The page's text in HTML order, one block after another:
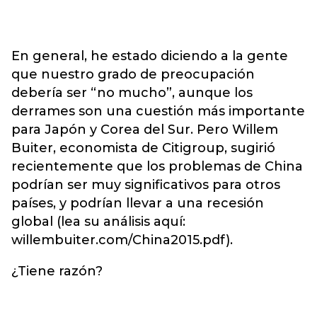
En general, he estado diciendo a la gente
que nuestro grado de preocupación
debería ser “no mucho”, aunque los
derrames son una cuestión más importante
para Japón y Corea del Sur. Pero Willem
Buiter, economista de Citigroup, sugirió
recientemente que los problemas de China
podrían ser muy significativos para otros
países, y podrían llevar a una recesión
global (lea su análisis aquí:
willembuiter.com/China2015.pdf).
¿Tiene razón?